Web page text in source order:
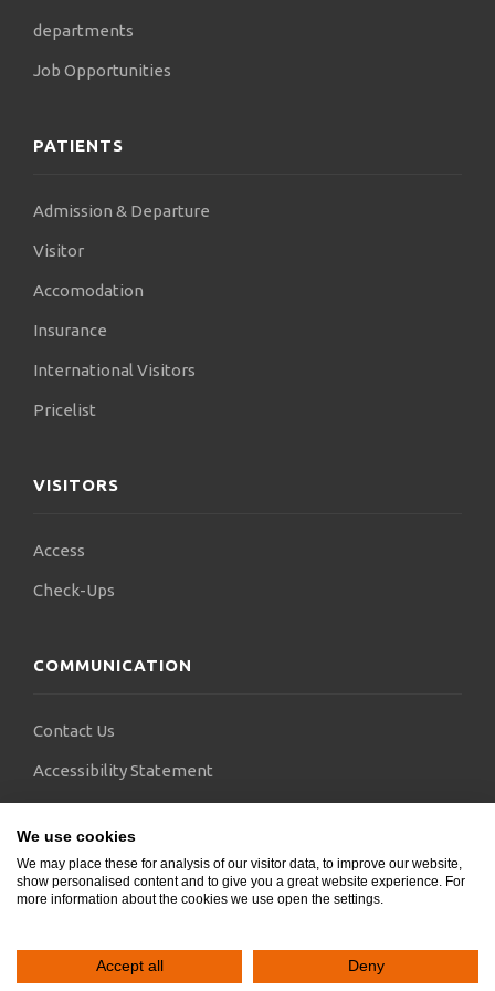
departments
Job Opportunities
PATIENTS
Admission & Departure
Visitor
Accomodation
Insurance
International Visitors
Pricelist
VISITORS
Access
Check-Ups
COMMUNICATION
Contact Us
Accessibility Statement
We use cookies
We may place these for analysis of our visitor data, to improve our website,
show personalised content and to give you a great website experience. For
more information about the cookies we use open the settings.
Accept all Deny